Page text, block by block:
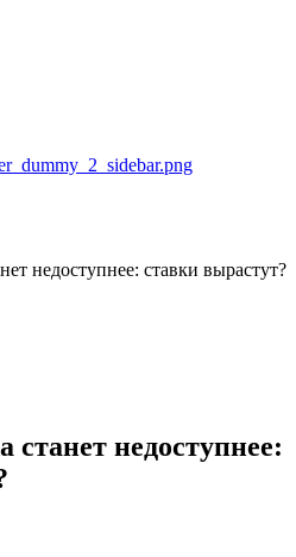
недоступнее: ставки вырастут?
станет недоступнее: